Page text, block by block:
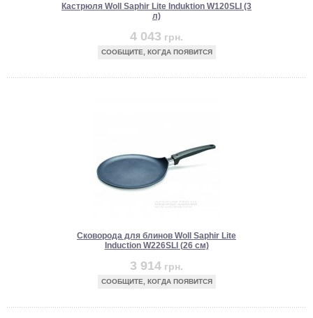
Кастрюля Woll Saphir Lite Induktion W120SLI (3
л)
4 043 грн.
СООБЩИТЕ, КОГДА ПОЯВИТСЯ
Сковорода для блинов Woll Saphir Lite
Induction W226SLI (26 см)
3 914 грн.
СООБЩИТЕ, КОГДА ПОЯВИТСЯ